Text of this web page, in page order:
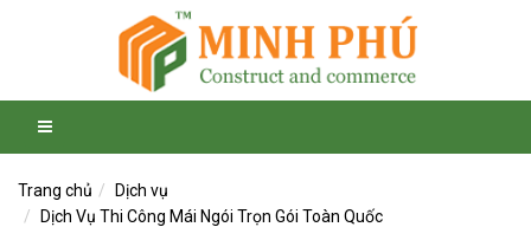
Trang chủ
Dịch vụ
Dịch Vụ Thi Công Mái Ngói Trọn Gói Toàn Quốc